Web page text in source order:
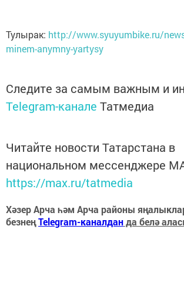
Тулырак: http://www.syuyumbike.ru/
minem-anymny-yartysy
Следите за самым важным и
Telegram-канале Татмедиа
Читайте новости Татарстана в
национальном мессенджере
https://max.ru/tatmedia
Хәзер Арча һәм Арча районы
безнеңTelegram-каналданда белә